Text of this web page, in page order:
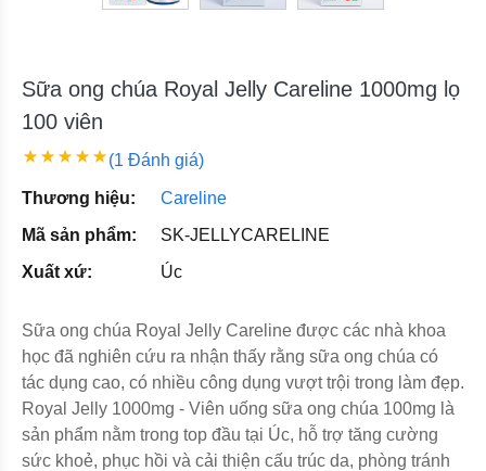
Sữa ong chúa Royal Jelly Careline 1000mg lọ
100 viên
(1 Đánh giá)
Thương hiệu:
Careline
Mã sản phẩm:
SK-JELLYCARELINE
Xuất xứ:
Úc
Sữa ong chúa Royal Jelly Careline được các nhà khoa
học đã nghiên cứu ra nhận thấy rằng sữa ong chúa có
tác dụng cao, có nhiều công dụng vượt trội trong làm đẹp.
Royal Jelly 1000mg - Viên uống sữa ong chúa 100mg là
sản phẩm nằm trong top đầu tại Úc, hỗ trợ tăng cường
sức khoẻ, phục hồi và cải thiện cấu trúc da, phòng tránh